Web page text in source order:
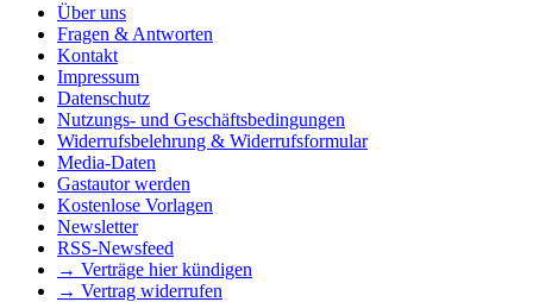
Über uns
Fragen & Antworten
Kontakt
Impressum
Datenschutz
Nutzungs- und Geschäftsbedingungen
Widerrufsbelehrung & Widerrufsformular
Media-Daten
Gastautor werden
Kostenlose Vorlagen
Newsletter
RSS-Newsfeed
→ Verträge hier kündigen
→ Vertrag widerrufen